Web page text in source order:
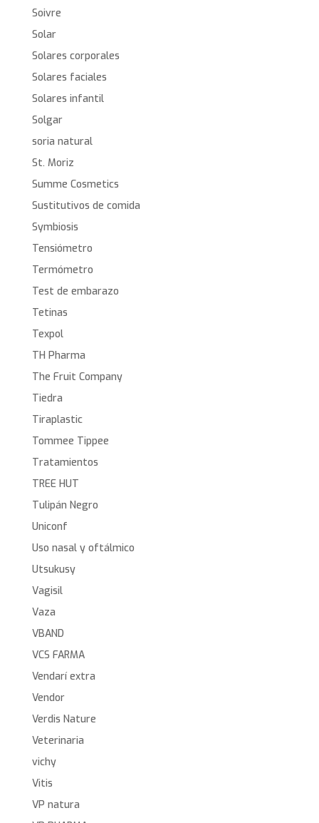
Soivre
Solar
Solares corporales
Solares faciales
Solares infantil
Solgar
soria natural
St. Moriz
Summe Cosmetics
Sustitutivos de comida
Symbiosis
Tensiómetro
Termómetro
Test de embarazo
Tetinas
Texpol
TH Pharma
The Fruit Company
Tiedra
Tiraplastic
Tommee Tippee
Tratamientos
TREE HUT
Tulipán Negro
Uniconf
Uso nasal y oftálmico
Utsukusy
Vagisil
Vaza
VBAND
VCS FARMA
Vendarí extra
Vendor
Verdis Nature
Veterinaria
vichy
Vitis
VP natura